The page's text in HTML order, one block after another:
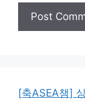
[축ASEA챔]